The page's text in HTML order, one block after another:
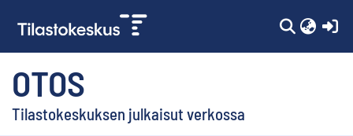
OTOS
Tilastokeskuksen julkaisut verkossa